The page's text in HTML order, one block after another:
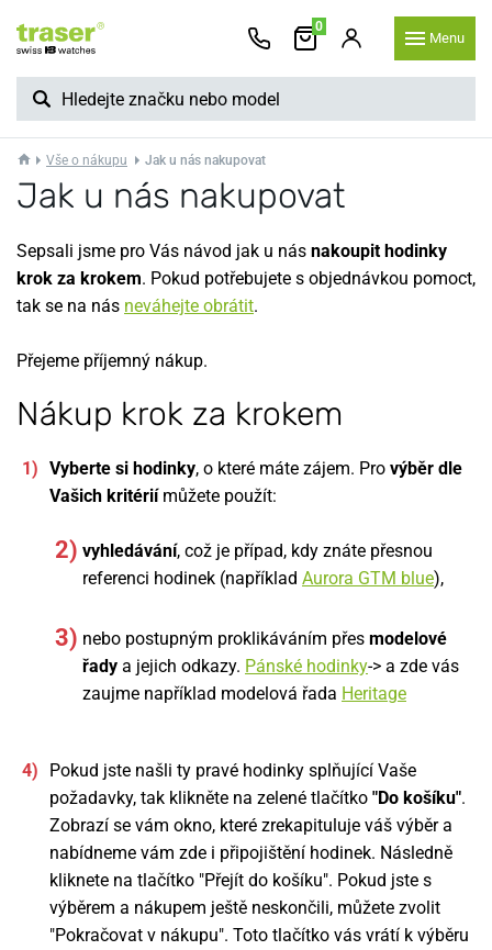
0
Menu
Vše o nákupu Jak u nás nakupovat
Jak u nás nakupovat
Sepsali jsme pro Vás návod jak u nás nakoupit hodinky
krok za krokem. Pokud potřebujete s objednávkou pomoct,
tak se na nás neváhejte obrátit.
Přejeme příjemný nákup.
Nákup krok za krokem
Vyberte si hodinky, o které máte zájem. Pro výběr dle
Vašich kritériímůžete použít:
vyhledávání, což je případ, kdy znáte přesnou
referenci hodinek (například Aurora GTM blue),
nebo postupným proklikáváním přes modelové
řady a jejich odkazy. Pánské hodinky-> a zde vás
zaujme například modelová řada Heritage
Pokud jste našli ty pravé hodinky splňující Vaše
požadavky, tak klikněte na zelené tlačítko "Do košíku".
Zobrazí se vám okno, které zrekapituluje váš výběr a
nabídneme vám zde i připojištění hodinek. Následně
kliknete na tlačítko "Přejít do košíku". Pokud jste s
výběrem a nákupem ještě neskončili, můžete zvolit
"Pokračovat v nákupu". Toto tlačítko vás vrátí k výběru